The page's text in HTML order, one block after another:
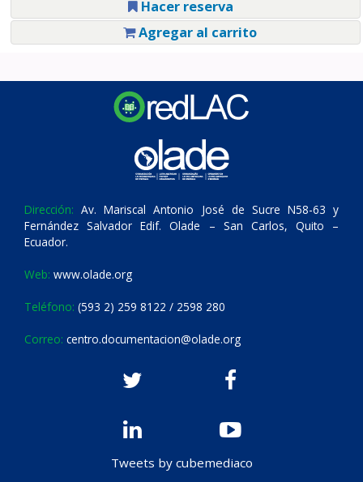
Hacer reserva
Agregar al carrito
Dirección: Av. Mariscal Antonio José de Sucre N58-63 y
Fernández Salvador Edif. Olade – San Carlos, Quito –
Ecuador.
Web: www.olade.org
Teléfono: (593 2) 259 8122 / 2598 280
Correo: centro.documentacion@olade.org
Tweets by cubemediaco